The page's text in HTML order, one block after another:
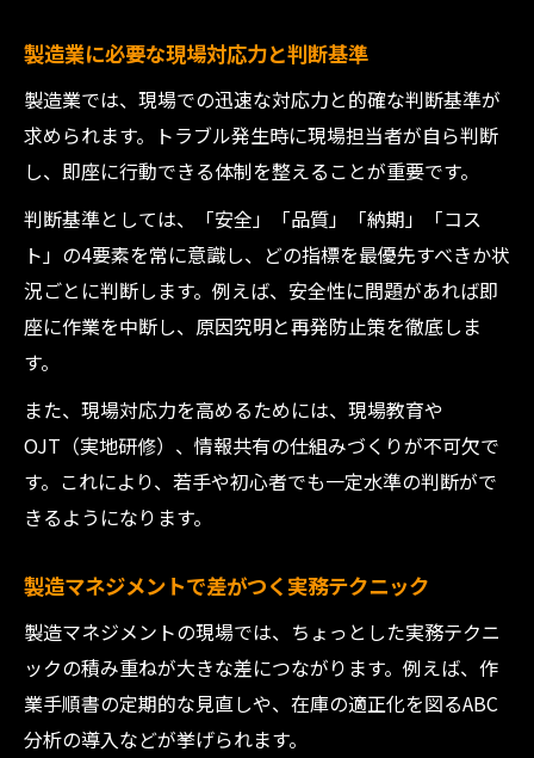
製造業に必要な現場対応力と判断基準
製造業では、現場での迅速な対応力と的確な判断基準が
求められます。トラブル発生時に現場担当者が自ら判断
し、即座に行動できる体制を整えることが重要です。
判断基準としては、「安全」「品質」「納期」「コス
ト」の4要素を常に意識し、どの指標を最優先すべきか状
況ごとに判断します。例えば、安全性に問題があれば即
座に作業を中断し、原因究明と再発防止策を徹底しま
す。
また、現場対応力を高めるためには、現場教育や
OJT（実地研修）、情報共有の仕組みづくりが不可欠で
す。これにより、若手や初心者でも一定水準の判断がで
きるようになります。
製造マネジメントで差がつく実務テクニック
製造マネジメントの現場では、ちょっとした実務テクニ
ックの積み重ねが大きな差につながります。例えば、作
業手順書の定期的な見直しや、在庫の適正化を図るABC
分析の導入などが挙げられます。